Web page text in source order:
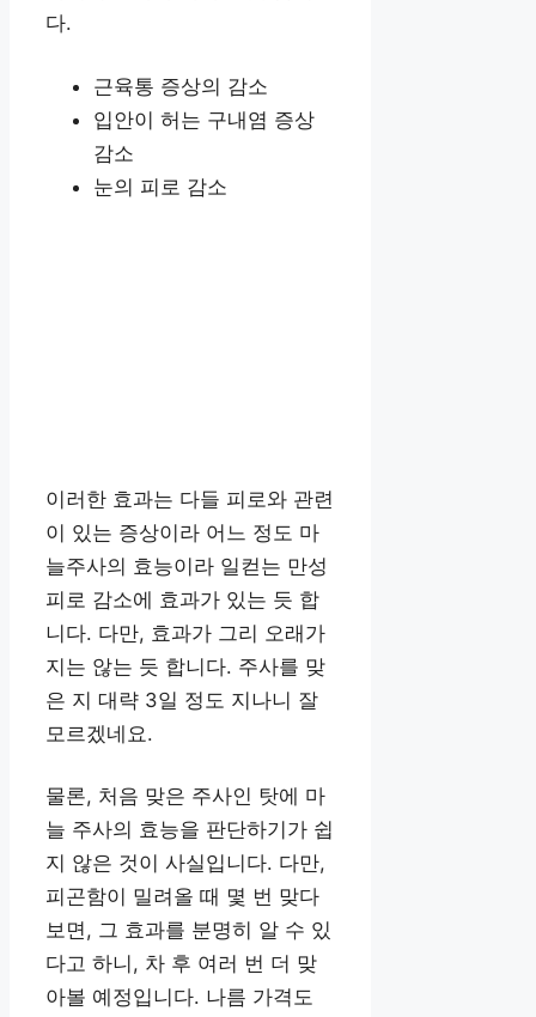
다.
근육통 증상의 감소
입안이 허는 구내염 증상
감소
눈의 피로 감소
이러한 효과는 다들 피로와 관련
이 있는 증상이라 어느 정도 마
늘주사의 효능이라 일컫는 만성
피로 감소에 효과가 있는 듯 합
니다. 다만, 효과가 그리 오래가
지는 않는 듯 합니다. 주사를 맞
은 지 대략 3일 정도 지나니 잘
모르겠네요.
물론, 처음 맞은 주사인 탓에 마
늘 주사의 효능을 판단하기가 쉽
지 않은 것이 사실입니다. 다만,
피곤함이 밀려올 때 몇 번 맞다
보면, 그 효과를 분명히 알 수 있
다고 하니, 차 후 여러 번 더 맞
아볼 예정입니다. 나름 가격도